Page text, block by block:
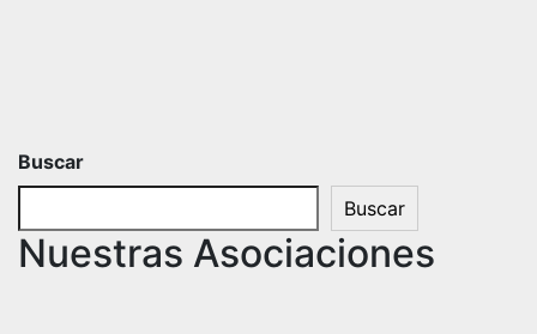
Buscar
Buscar
Nuestras Asociaciones